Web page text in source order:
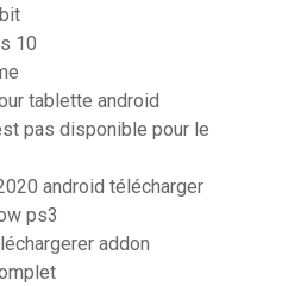
10
tablette android
pas disponible pour le
android télécharger
ps3
addon